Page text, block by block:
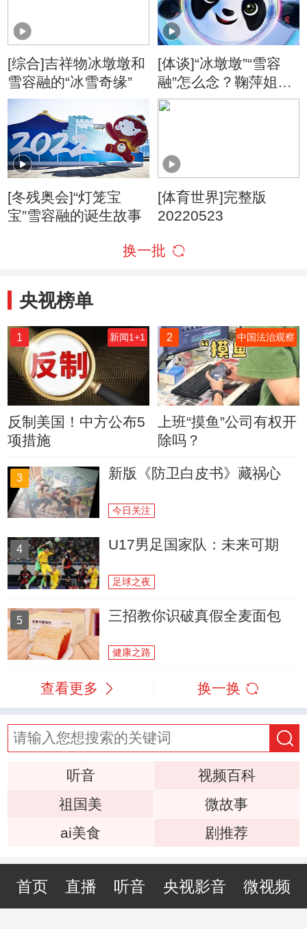
[综合]吉祥物冰墩墩和
雪容融的“冰雪奇缘”
[体谈]“冰墩墩”“雪容
融”怎么念？鞠萍姐姐
教您
[冬残奥会]“灯笼宝
宝”雪容融的诞生故事
[体育世界]完整版
20220523
换一批
央视榜单
1 新闻1+1
反制美国！中方公布5
项措施
2 中国法治观察
上班“摸鱼”公司有权开
除吗？
3 新版《防卫白皮书》藏祸心
今日关注
4 U17男足国家队：未来可期
足球之夜
5 三招教你识破真假全麦面包
健康之路
查看更多 换一换
听音
视频百科
祖国美
微故事
ai美食
剧推荐
首页 直播 听音 央视影音 微视频